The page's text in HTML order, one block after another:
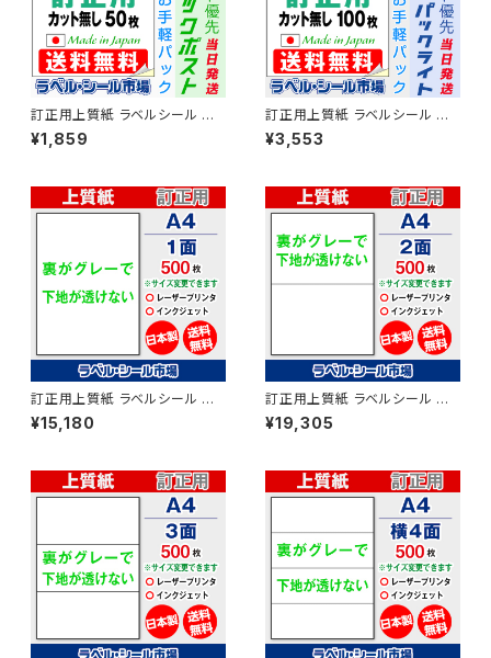
訂正用上質紙 ラベルシール マ
ルチタイプ A4ノーカット シール
用紙 50枚 T1Y1Aco-CP5【日
¥1,859
訂正用上質紙 ラベルシール マ
ルチタイプ A4ノーカット シール
用紙 50枚 T1Y1Aco-LP1【日
¥3,553
訂正用上質紙 ラベルシール マ
ルチタイプ A4ノーカット シール
用紙 500枚 T1Y1Aco【日本
¥15,180
訂正用上質紙 ラベルシール マ
ルチタイプ A4-2面 シール 用紙
500枚 T1Y2Aco【日本製】
¥19,305